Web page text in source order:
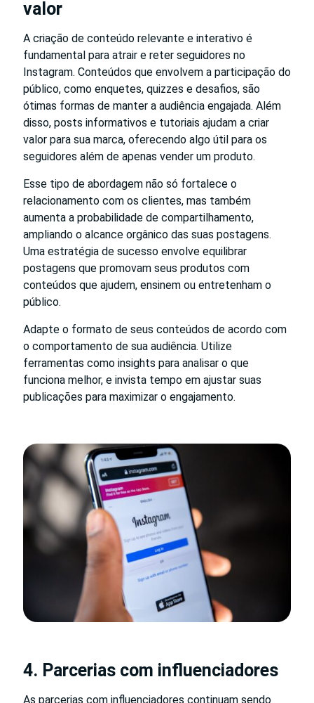
valor
A criação de conteúdo relevante e interativo é
fundamental para atrair e reter seguidores no
Instagram. Conteúdos que envolvem a participação do
público, como enquetes, quizzes e desafios, são
ótimas formas de manter a audiência engajada. Além
disso, posts informativos e tutoriais ajudam a criar
valor para sua marca, oferecendo algo útil para os
seguidores além de apenas vender um produto.
Esse tipo de abordagem não só fortalece o
relacionamento com os clientes, mas também
aumenta a probabilidade de compartilhamento,
ampliando o alcance orgânico das suas postagens.
Uma estratégia de sucesso envolve equilibrar
postagens que promovam seus produtos com
conteúdos que ajudem, ensinem ou entretenham o
público.
Adapte o formato de seus conteúdos de acordo com
o comportamento de sua audiência. Utilize
ferramentas como insights para analisar o que
funciona melhor, e invista tempo em ajustar suas
publicações para maximizar o engajamento.
4. Parcerias com influenciadores
As parcerias com influenciadores continuam sendo